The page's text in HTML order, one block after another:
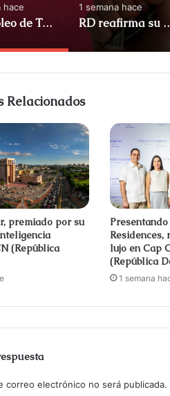
hace
El petróleo de Texas cae un 0,53% a 84,01 dólares pese a los ataques de Estados Unidos a Irán – ACN (República Dominicana)
1 semana hace
RD reafirma su liderazgo como destino de inversión,
Relacionados
premiado por su
(República
lujo en Cap
(República
1 semana
correo electrónico no será publicada.